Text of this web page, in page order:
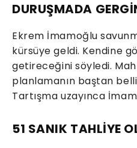
DURUŞMADA
Ekrem İmamoğlu
kürsüye geldi. Kendine
getireceğini söyledi.
planlamanın baştan
Tartışma uzayınca
51 SANIK TAHLİYE